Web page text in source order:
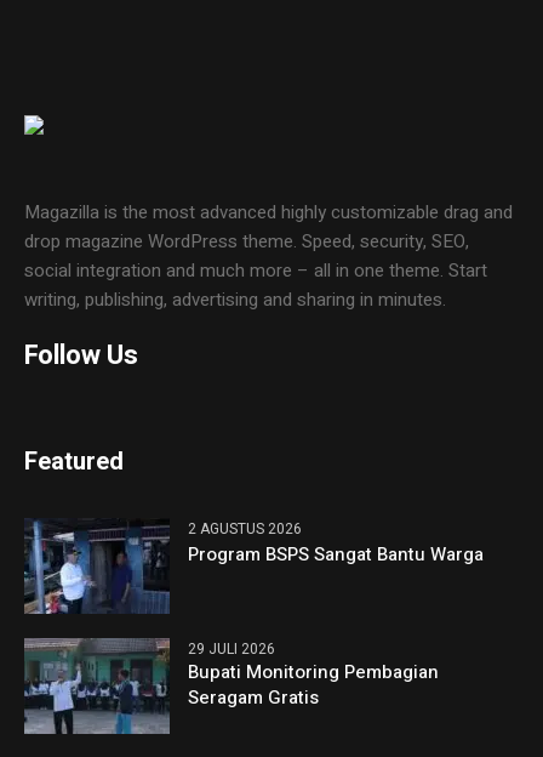
Magazilla is the most advanced highly customizable drag and
drop magazine WordPress theme. Speed, security, SEO,
social integration and much more – all in one theme. Start
writing, publishing, advertising and sharing in minutes.
Follow Us
Featured
2 AGUSTUS 2026
Program BSPS Sangat Bantu Warga
29 JULI 2026
Bupati Monitoring Pembagian
Seragam Gratis